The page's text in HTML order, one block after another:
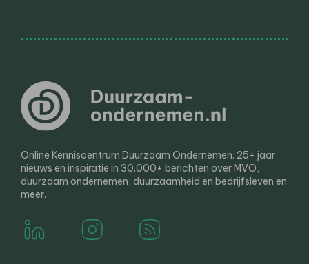
Online Kenniscentrum Duurzaam Ondernemen. 25+ jaar
nieuws en inspiratie in 30.000+ berichten over MVO,
duurzaam ondernemen, duurzaamheid en bedrijfsleven en
meer.